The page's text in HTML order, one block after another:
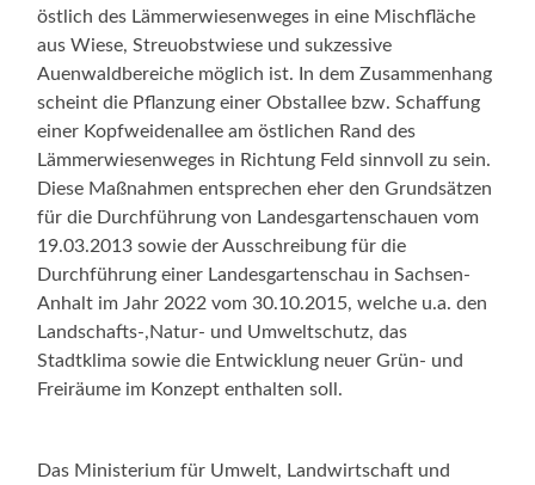
östlich des Lämmerwiesenweges in eine Mischfläche
aus Wiese, Streuobstwiese und sukzessive
Auenwaldbereiche möglich ist. In dem Zusammenhang
scheint die Pflanzung einer Obstallee bzw. Schaffung
einer Kopfweidenallee am östlichen Rand des
Lämmerwiesenweges in Richtung Feld sinnvoll zu sein.
Diese Maßnahmen entsprechen eher den Grundsätzen
für die Durchführung von Landesgartenschauen vom
19.03.2013 sowie der Ausschreibung für die
Durchführung einer Landesgartenschau in Sachsen-
Anhalt im Jahr 2022 vom 30.10.2015, welche u.a. den
Landschafts-,Natur- und Umweltschutz, das
Stadtklima sowie die Entwicklung neuer Grün- und
Freiräume im Konzept enthalten soll.
Das Ministerium für Umwelt, Landwirtschaft und